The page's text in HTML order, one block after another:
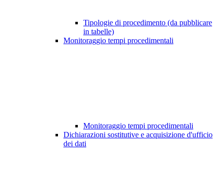
Tipologie di procedimento (da pubblicare
in tabelle)
Monitoraggio tempi procedimentali
Monitoraggio tempi procedimentali
Dichiarazioni sostitutive e acquisizione d'ufficio
dei dati